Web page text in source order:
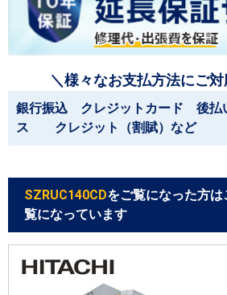
＼様々なお支払方法にご
銀行振込 クレジットカード 後
ス クレジット（割賦）など
SZRUC140CDをご覧になった方
覧になっています